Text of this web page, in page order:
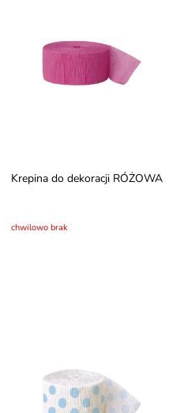
Krepina do dekoracji RÓŻOWA
chwilowo brak